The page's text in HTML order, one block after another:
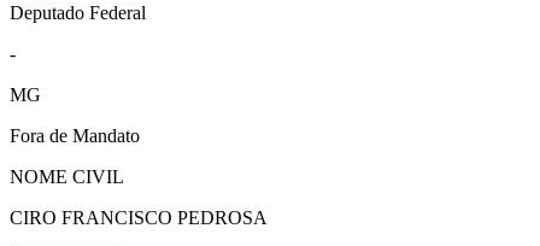
Deputado Federal
-
MG
Fora de Mandato
NOME CIVIL
CIRO FRANCISCO PEDROSA